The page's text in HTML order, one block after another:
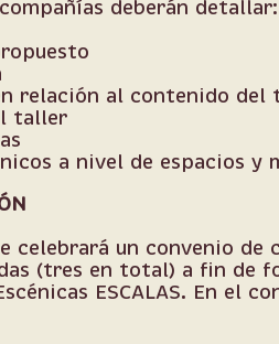
deberán detallar:
relación al contenido del
taller
a nivel de espacios y
celebrará un convenio de
(tres en total) a fin de
ESCALAS. En el